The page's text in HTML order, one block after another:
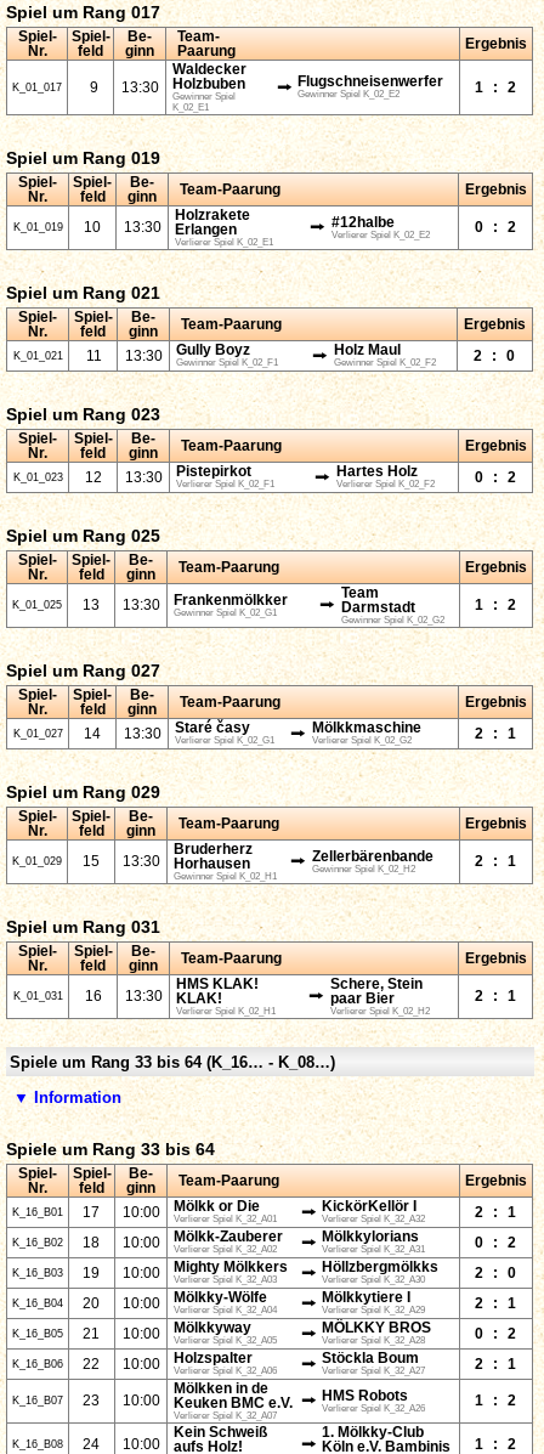
Spiel um Rang 017
Spiel-
Nr.
Spiel-
feld
Be-
ginn
Team-
Paarung
Ergebnis
K_01_017 9 13:30
Waldecker
Holzbuben
Gewinner Spiel
K_02_E1
⭢ Flugschneisenwerfer
Gewinner Spiel K_02_E2 1 : 2
Spiel um Rang 019
Spiel-
Nr.
Spiel-
feld
Be-
ginn
Team-Paarung Ergebnis
K_01_019 10 13:30
Holzrakete
Erlangen
Verlierer Spiel K_02_E1
⭢ #12halbe
Verlierer Spiel K_02_E2
0 : 2
Spiel um Rang 021
Spiel-
Nr.
Spiel-
feld
Be-
ginn
Team-Paarung Ergebnis
K_01_021 11 13:30 Gully Boyz
Gewinner Spiel K_02_F1 ⭢ Holz Maul
Gewinner Spiel K_02_F2 2 : 0
Spiel um Rang 023
Spiel-
Nr.
Spiel-
feld
Be-
ginn
Team-Paarung Ergebnis
K_01_023 12 13:30 Pistepirkot
Verlierer Spiel K_02_F1 ⭢ Hartes Holz
Verlierer Spiel K_02_F2 0 : 2
Spiel um Rang 025
Spiel-
Nr.
Spiel-
feld
Be-
ginn
Team-Paarung Ergebnis
K_01_025 13 13:30 Frankenmölkker
Gewinner Spiel K_02_G1 ⭢
Team
Darmstadt
Gewinner Spiel K_02_G2
1 : 2
Spiel um Rang 027
Spiel-
Nr.
Spiel-
feld
Be-
ginn
Team-Paarung Ergebnis
K_01_027 14 13:30 Staré časy
Verlierer Spiel K_02_G1 ⭢ Mölkkmaschine
Verlierer Spiel K_02_G2 2 : 1
Spiel um Rang 029
Spiel-
Nr.
Spiel-
feld
Be-
ginn
Team-Paarung Ergebnis
K_01_029 15 13:30
Bruderherz
Horhausen
Gewinner Spiel K_02_H1
⭢ Zellerbärenbande
Gewinner Spiel K_02_H2
2 : 1
Spiel um Rang 031
Spiel-
Nr.
Spiel-
feld
Be-
ginn
Team-Paarung Ergebnis
K_01_031 16 13:30
HMS KLAK!
KLAK!
Verlierer Spiel K_02_H1
⭢
Schere, Stein
paar Bier
Verlierer Spiel K_02_H2
2 : 1
Spiele um Rang 33 bis 64 (K_16… - K_08…)
▼ Information
Spiele um Rang 33 bis 64
Spiel-
Nr.
Spiel-
feld
Be-
ginn
Team-Paarung Ergebnis
K_16_B01 17 10:00 Mölkk or Die
Verlierer Spiel K_32_A01 ⭢ KickörKellör I
Verlierer Spiel K_32_A32 2 : 1
K_16_B02 18 10:00 Mölkk-Zauberer
Verlierer Spiel K_32_A02 ⭢ Mölkkylorians
Verlierer Spiel K_32_A31 0 : 2
K_16_B03 19 10:00 Mighty Mölkkers
Verlierer Spiel K_32_A03 ⭢ Höllzbergmölkks
Verlierer Spiel K_32_A30 2 : 0
K_16_B04 20 10:00 Mölkky-Wölfe
Verlierer Spiel K_32_A04 ⭢ Mölkkytiere I
Verlierer Spiel K_32_A29 2 : 1
K_16_B05 21 10:00 Mölkkyway
Verlierer Spiel K_32_A05 ⭢ MÖLKKY BROS
Verlierer Spiel K_32_A28 0 : 2
K_16_B06 22 10:00 Holzspalter
Verlierer Spiel K_32_A06 ⭢ Stöckla Boum
Verlierer Spiel K_32_A27 2 : 1
K_16_B07 23 10:00
Mölkken in de
Keuken BMC e.V.
Verlierer Spiel K_32_A07
⭢ HMS Robots
Verlierer Spiel K_32_A26
1 : 2
K_16_B08 24 10:00
Kein Schweiß
aufs Holz!
⭢
1. Mölkky-Club
Köln e.V. Bambinis
1 : 2